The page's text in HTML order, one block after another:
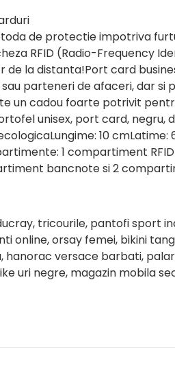
de protectie impotriva
RFID (Radio-Frequency
la distanta!Port card
parteneri de afaceri, dar si
un cadou foarte potrivit
unisex, port card, negru,
10
1 compartiment
bancnote si 2
tricourile, pantofi sport
online, orsay femei, bikini
hanorac versace barbati,
uri negre, magazin mobila